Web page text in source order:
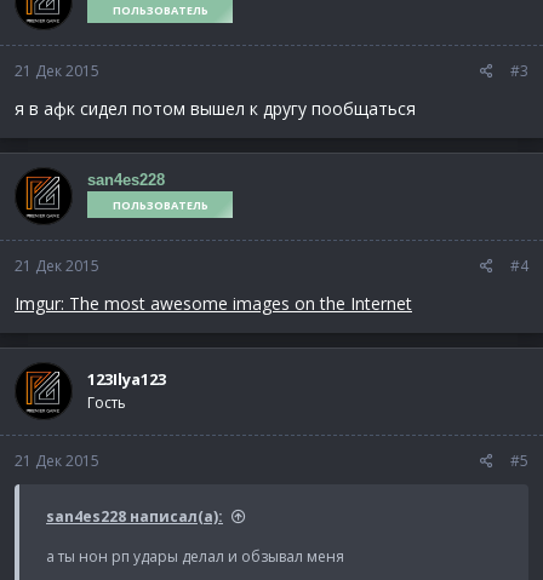
ПОЛЬЗОВАТЕЛЬ
21 Дек 2015 #3
я в афк сидел потом вышел к другу пообщаться
san4es228
ПОЛЬЗОВАТЕЛЬ
21 Дек 2015 #4
Imgur: The most awesome images on the Internet
123Ilya123
Гость
21 Дек 2015 #5
san4es228 написал(а):
а ты нон рп удары делал и обзывал меня